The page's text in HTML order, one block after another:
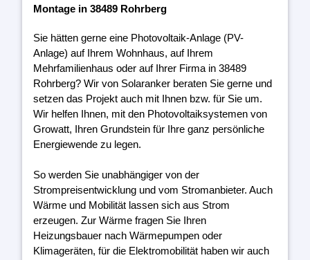
Montage in 38489 Rohrberg
Sie hätten gerne eine Photovoltaik-Anlage (PV-
Anlage) auf Ihrem Wohnhaus, auf Ihrem
Mehrfamilienhaus oder auf Ihrer Firma in 38489
Rohrberg? Wir von Solaranker beraten Sie gerne und
setzen das Projekt auch mit Ihnen bzw. für Sie um.
Wir helfen Ihnen, mit den Photovoltaiksystemen von
Growatt, Ihren Grundstein für Ihre ganz persönliche
Energiewende zu legen.
So werden Sie unabhängiger von der
Strompreisentwicklung und vom Stromanbieter. Auch
Wärme und Mobilität lassen sich aus Strom
erzeugen. Zur Wärme fragen Sie Ihren
Heizungsbauer nach Wärmepumpen oder
Klimageräten, für die Elektromobilität haben wir auch